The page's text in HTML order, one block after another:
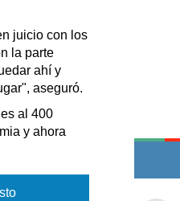
juicio con los
la parte
ahí y
aseguró.
al 400
y ahora